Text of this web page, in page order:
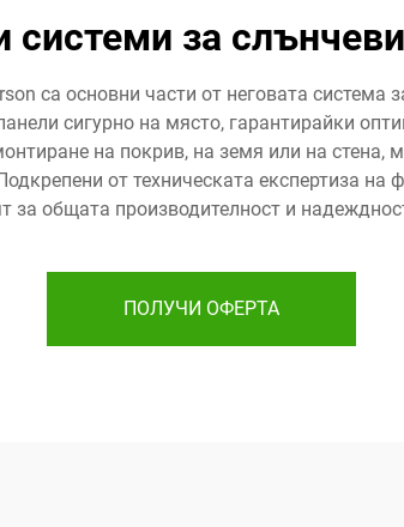
за
са основни части от неговата
сигурно на място, гарантирайки
на покрив, на земя или на стена,
от техническата експертиза
за общата производителност и
ПОЛУЧИ ОФЕРТА